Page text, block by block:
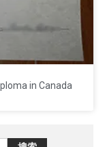
in Canada